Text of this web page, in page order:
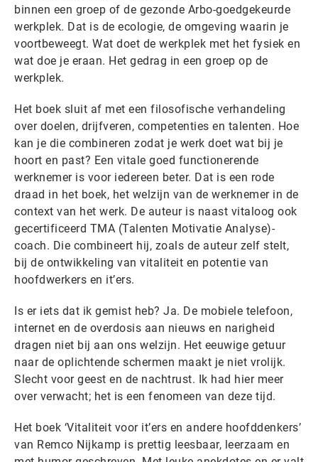
binnen een groep of de gezonde Arbo-goedgekeurde
werkplek. Dat is de ecologie, de omgeving waarin je
voortbeweegt. Wat doet de werkplek met het fysiek en
wat doe je eraan. Het gedrag in een groep op de
werkplek.
Het boek sluit af met een filosofische verhandeling
over doelen, drijfveren, competenties en talenten. Hoe
kan je die combineren zodat je werk doet wat bij je
hoort en past? Een vitale goed functionerende
werknemer is voor iedereen beter. Dat is een rode
draad in het boek, het welzijn van de werknemer in de
context van het werk. De auteur is naast vitaloog ook
gecertificeerd TMA (Talenten Motivatie Analyse)-
coach. Die combineert hij, zoals de auteur zelf stelt,
bij de ontwikkeling van vitaliteit en potentie van
hoofdwerkers en it’ers.
Is er iets dat ik gemist heb? Ja. De mobiele telefoon,
internet en de overdosis aan nieuws en narigheid
dragen niet bij aan ons welzijn. Het eeuwige getuur
naar de oplichtende schermen maakt je niet vrolijk.
Slecht voor geest en de nachtrust. Ik had hier meer
over verwacht; het is een fenomeen van deze tijd.
Het boek ‘Vitaliteit voor it’ers en andere hoofddenkers’
van Remco Nijkamp is prettig leesbaar, leerzaam en